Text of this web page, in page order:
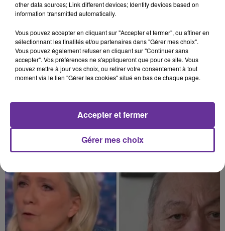
L’INVITÉ DU JOUR : JEAN MARCOU
La colère populaire turque: Erdogan sous pression après 22 ans
other data sources; Link different devices; Identify devices based on
information transmitted automatically.
Vous pouvez accepter en cliquant sur "Accepter et fermer", ou affiner en
sélectionnant les finalités et/ou partenaires dans "Gérer mes choix".
Vous pouvez également refuser en cliquant sur "Continuer sans
accepter". Vos préférences ne s'appliqueront que pour ce site. Vous
pouvez mettre à jour vos choix, ou retirer votre consentement à tout
moment via le lien "Gérer les cookies" situé en bas de chaque page.
Gérer mes choix
Accepter et fermer